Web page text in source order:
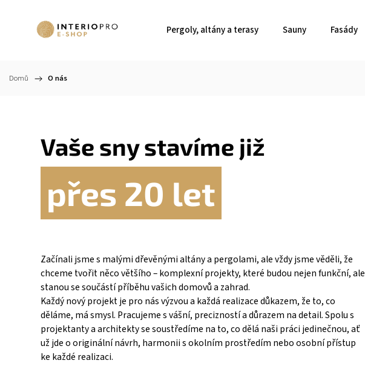
Pergoly, altány a terasy Sauny Fasády
Domů / O nás
Vaše sny stavíme již
přes 20 let
Začínali jsme s malými dřevěnými altány a pergolami, ale vždy jsme věděli, že
chceme tvořit něco většího – komplexní projekty, které budou nejen funkční, ale
stanou se součástí příběhu vašich domovů a zahrad.
Každý nový projekt je pro nás výzvou a každá realizace důkazem, že to, co
děláme, má smysl. Pracujeme s vášní, precizností a důrazem na detail. Spolu s
projektanty a architekty se soustředíme na to, co dělá naši práci jedinečnou, ať
už jde o originální návrh, harmonii s okolním prostředím nebo osobní přístup
ke každé realizaci.